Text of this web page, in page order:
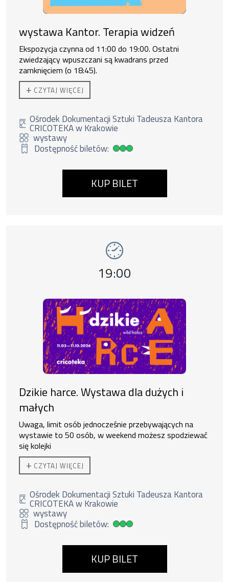
wystawa Kantor. Terapia widzeń
Ekspozycja czynna od 11:00 do 19:00. Ostatni
zwiedzający wpuszczani są kwadrans przed
zamknięciem (o 18:45).
Do zakupu biletu rodzinnego uprawnione są
dorosłe + 3 dzieci lub 1 os. dorosła + 4 dzieci.
+ CZYTAJ WIĘCEJ
Ośrodek Dokumentacji Sztuki Tadeusza Kantora
CRICOTEKA w Krakowie
wystawy
Dostępność biletów:
Duża dostępność biletów
KUP BILET
Godzina wydarzenia,
19:00
Dzikie harce. Wystawa dla dużych i
małych
Uwaga, limit osób jednocześnie przebywających na
wystawie to 50 osób, w weekend możesz spodziewać
się kolejki
Ekspozycja czynna od 11:00 do 19:00.
Do zakupu biletu rodzinnego uprawnione są
dorosłe + 3 dzieci lub 1 os. dorosła + 4 dzieci.
zostawiają małych bez opieki.
+ CZYTAJ WIĘCEJ
Ośrodek Dokumentacji Sztuki Tadeusza Kantora
CRICOTEKA w Krakowie
wystawy
Dostępność biletów:
Duża dostępność biletów
KUP BILET